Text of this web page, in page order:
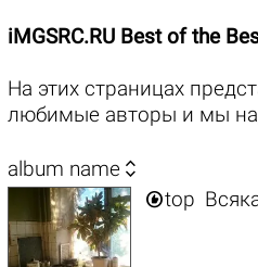
iMGSRC.RU Best of the
На этих страницах
любимые авторы и мы
album name 
top